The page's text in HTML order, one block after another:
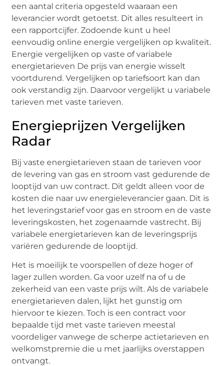
een aantal criteria opgesteld waaraan een
leverancier wordt getoetst. Dit alles resulteert in
een rapportcijfer. Zodoende kunt u heel
eenvoudig online energie vergelijken op kwaliteit.
Energie vergelijken op vaste of variabele
energietarieven De prijs van energie wisselt
voortdurend. Vergelijken op tariefsoort kan dan
ook verstandig zijn. Daarvoor vergelijkt u variabele
tarieven met vaste tarieven.
Energieprijzen Vergelijken
Radar
Bij vaste energietarieven staan de tarieven voor
de levering van gas en stroom vast gedurende de
looptijd van uw contract. Dit geldt alleen voor de
kosten die naar uw energieleverancier gaan. Dit is
het leveringstarief voor gas en stroom en de vaste
leveringskosten, het zogenaamde vastrecht. Bij
variabele energietarieven kan de leveringsprijs
variëren gedurende de looptijd.
Het is moeilijk te voorspellen of deze hoger of
lager zullen worden. Ga voor uzelf na of u de
zekerheid van een vaste prijs wilt. Als de variabele
energietarieven dalen, lijkt het gunstig om
hiervoor te kiezen. Toch is een contract voor
bepaalde tijd met vaste tarieven meestal
voordeliger vanwege de scherpe actietarieven en
welkomstpremie die u met jaarlijks overstappen
ontvangt.